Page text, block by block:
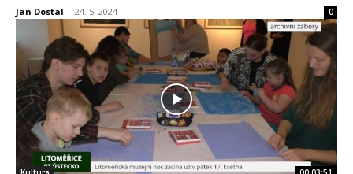
Jan Dostal - 24. 5. 2024 0